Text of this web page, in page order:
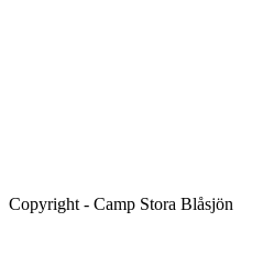
Copyright - Camp Stora Blåsjön